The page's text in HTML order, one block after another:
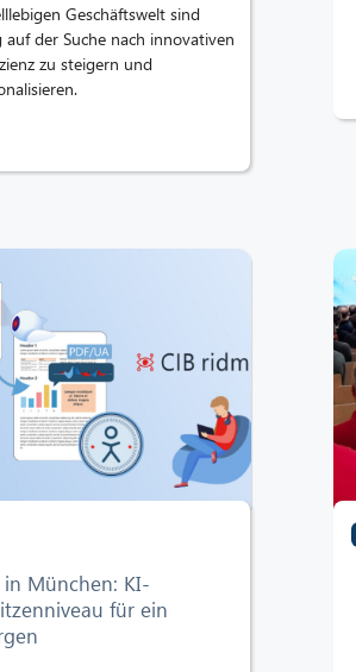
Geschäftswelt sind
der Suche nach innovativen
zu steigern und
München: KI-
für ein